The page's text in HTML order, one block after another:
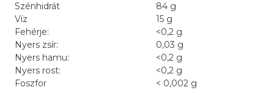
Szénhidrát
84 g
Víz
15 g
Fehérje:
<0,2 g
Nyers zsír:
0,03 g
Nyers hamu:
<0,2 g
Nyers rost:
<0,2 g
Foszfor
< 0,002 g